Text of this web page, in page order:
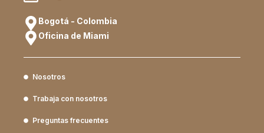
Bogotá - Colombia
Oficina de Miami
Nosotros
Trabaja con nosotros
Preguntas frecuentes